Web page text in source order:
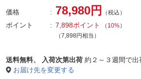
価格 78,980円 （税込）
ポイント 7,898ポイント （ 10%）
（7,898円相当）
送料無料、 入荷次第出荷 約２～３週間で出
お届け先を変更する